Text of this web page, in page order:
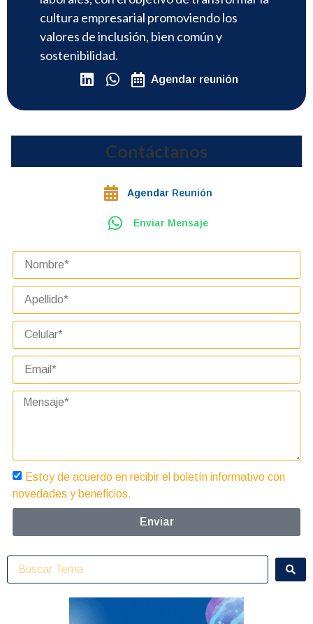
cultura empresarial promoviendo los
valores de inclusión, bien común y
sostenibilidad.
Agendar reunión
Contáctanos
Agendar Reunión
Enviar Mensaje
Estoy de acuerdo en recibir el boletín informativo con
novedades y beneficios.
Enviar